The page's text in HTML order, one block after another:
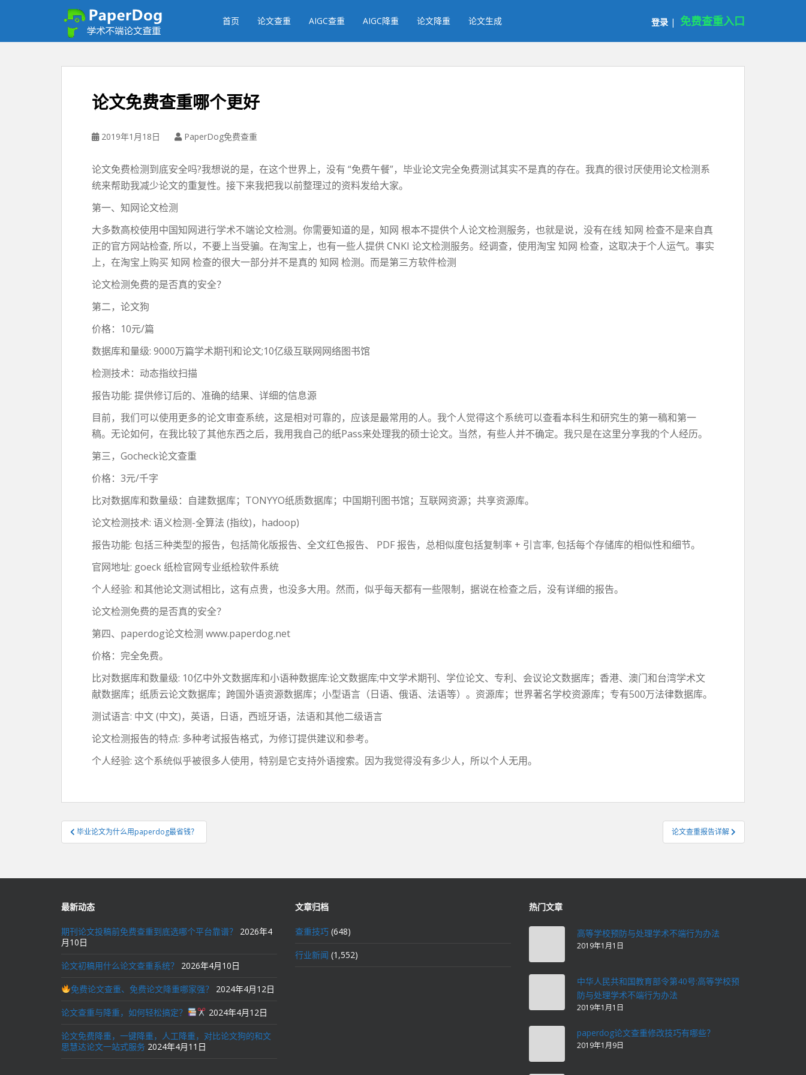
首页 论文查重 AIGC查重 AIGC降重 论文降重 论文生成 登录 | 免费查重入口
论文免费查重哪个更好
2019年1月18日 PaperDog免费查重
论文免费检测到底安全吗?我想说的是，在这个世界上，没有 “免费午餐”，毕业论文完全免费测试其实不是真的存在。我真的很讨厌使用论文检测系
统来帮助我减少论文的重复性。接下来我把我以前整理过的资料发给大家。
第一、知网论文检测
大多数高校使用中国知网进行学术不端论文检测。你需要知道的是，知网 根本不提供个人论文检测服务，也就是说，没有在线 知网 检查不是来自真
正的官方网站检查, 所以，不要上当受骗。在淘宝上，也有一些人提供 CNKI 论文检测服务。经调查，使用淘宝 知网 检查，这取决于个人运气。事实
上，在淘宝上购买 知网 检查的很大一部分并不是真的 知网 检测。而是第三方软件检测
论文检测免费的是否真的安全？
第二，论文狗
价格：10元/篇
数据库和量级: 9000万篇学术期刊和论文;10亿级互联网网络图书馆
检测技术：动态指纹扫描
报告功能: 提供修订后的、准确的结果、详细的信息源
目前，我们可以使用更多的论文审查系统，这是相对可靠的，应该是最常用的人。我个人觉得这个系统可以查看本科生和研究生的第一稿和第一
稿。无论如何，在我比较了其他东西之后，我用我自己的纸Pass来处理我的硕士论文。当然，有些人并不确定。我只是在这里分享我的个人经历。
第三，Gocheck论文查重
价格：3元/千字
比对数据库和数量级：自建数据库；TONYYO纸质数据库；中国期刊图书馆；互联网资源；共享资源库。
论文检测技术: 语义检测-全算法 (指纹)，hadoop)
报告功能: 包括三种类型的报告，包括简化版报告、全文红色报告、 PDF 报告，总相似度包括复制率 + 引言率, 包括每个存储库的相似性和细节。
官网地址: goeck 纸检官网专业纸检软件系统
个人经验: 和其他论文测试相比，这有点贵，也没多大用。然而，似乎每天都有一些限制，据说在检查之后，没有详细的报告。
论文检测免费的是否真的安全？
第四、paperdog论文检测 www.paperdog.net
价格：完全免费。
比对数据库和数量级: 10亿中外文数据库和小语种数据库:论文数据库;中文学术期刊、学位论文、专利、会议论文数据库；香港、澳门和台湾学术文
献数据库；纸质云论文数据库；跨国外语资源数据库；小型语言（日语、俄语、法语等）。资源库；世界著名学校资源库；专有500万法律数据库。
测试语言: 中文 (中文)，英语，日语，西班牙语，法语和其他二级语言
论文检测报告的特点: 多种考试报告格式，为修订提供建议和参考。
个人经验: 这个系统似乎被很多人使用，特别是它支持外语搜索。因为我觉得没有多少人，所以个人无用。
文
章
航
毕业论文为什么用paperdog最省钱？ 论文查重报告详解
最新动态
期刊论文投稿前免费查重到底选哪个平台靠谱？
2026年4
月10日
论文初稿用什么论文查重系统？ 2026年4月10日
免费论文查重、免费论文降重哪家强？ 2024年4月12日
论文查重与降重，如何轻松搞定？ 2024年4月12日
论文免费降重，一键降重，人工降重，对比论文狗的和文
思慧达论文一站式服务 2024年4月11日
文章归档
查重技巧 (648)
行业新闻 (1,552)
热门文章
高等学校预防与处理学术不端行为办法
2019年1月1日
中华人民共和国教育部令第40号:高等学校预
防与处理学术不端行为办法
2019年1月1日
paperdog论文查重修改技巧有哪些？
2019年1月9日